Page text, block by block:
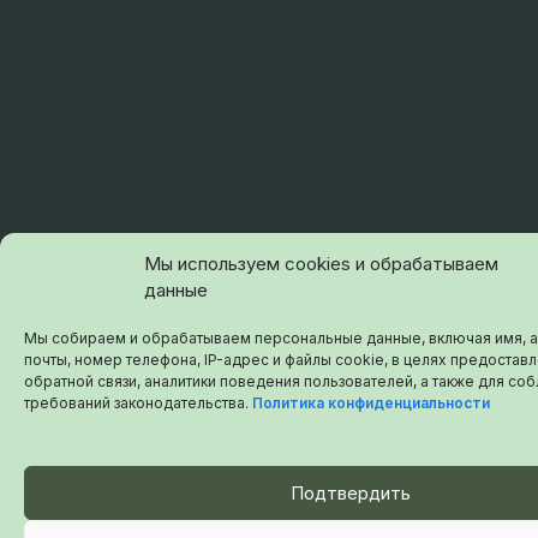
Мы используем cookies и обрабатываем
данные
Мы собираем и обрабатываем персональные данные, включая имя,
почты, номер телефона, IP-адрес и файлы cookie, в целях
обратной связи, аналитики поведения пользователей, а также для
требований законодательства. Политика конфиденциальности
Подтвердить